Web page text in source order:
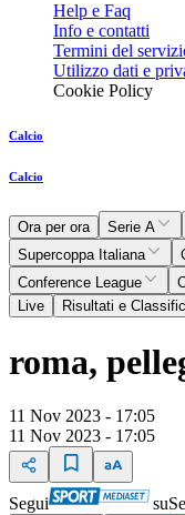
Help e Faq
Info e contatti
Termini del
Utilizzo dati e
Cookie Policy
Calcio
Calcio
Ora per ora Serie A
Supercoppa Italiana
Conference League
Live
Risultati e
roma,
11 Nov 2023 - 17:05
11 Nov 2023 - 17:05
Segui su